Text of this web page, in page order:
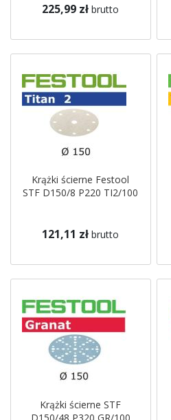
225,99 zł brutto
Krążki ścierne Festool
STF D150/8 P220 TI2/100
121,11 zł brutto
Krążki ścierne STF